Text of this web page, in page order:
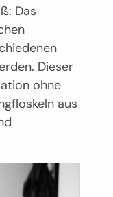
Das
Dieser
ohne
aus